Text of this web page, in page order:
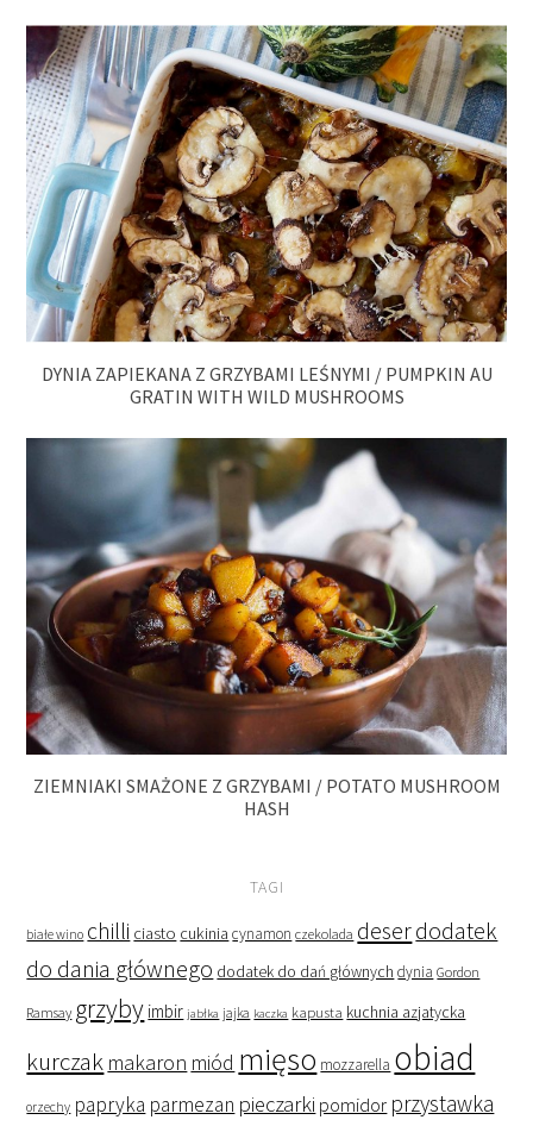
DYNIA ZAPIEKANA Z GRZYBAMI LEŚNYMI / PUMPKIN AU
GRATIN WITH WILD MUSHROOMS
ZIEMNIAKI SMAŻONE Z GRZYBAMI / POTATO MUSHROOM
HASH
TAGI
białe wino chilli ciasto cukinia cynamon czekolada deserdodatek
do dania głównego dodatek do dań głównych dynia Gordon
Ramsay grzyby imbir jabłka jajka kaczka kapusta kuchnia azjatycka
kurczak makaron miód mięso mozzarella obiad
orzechy papryka parmezan pieczarki pomidor przystawka